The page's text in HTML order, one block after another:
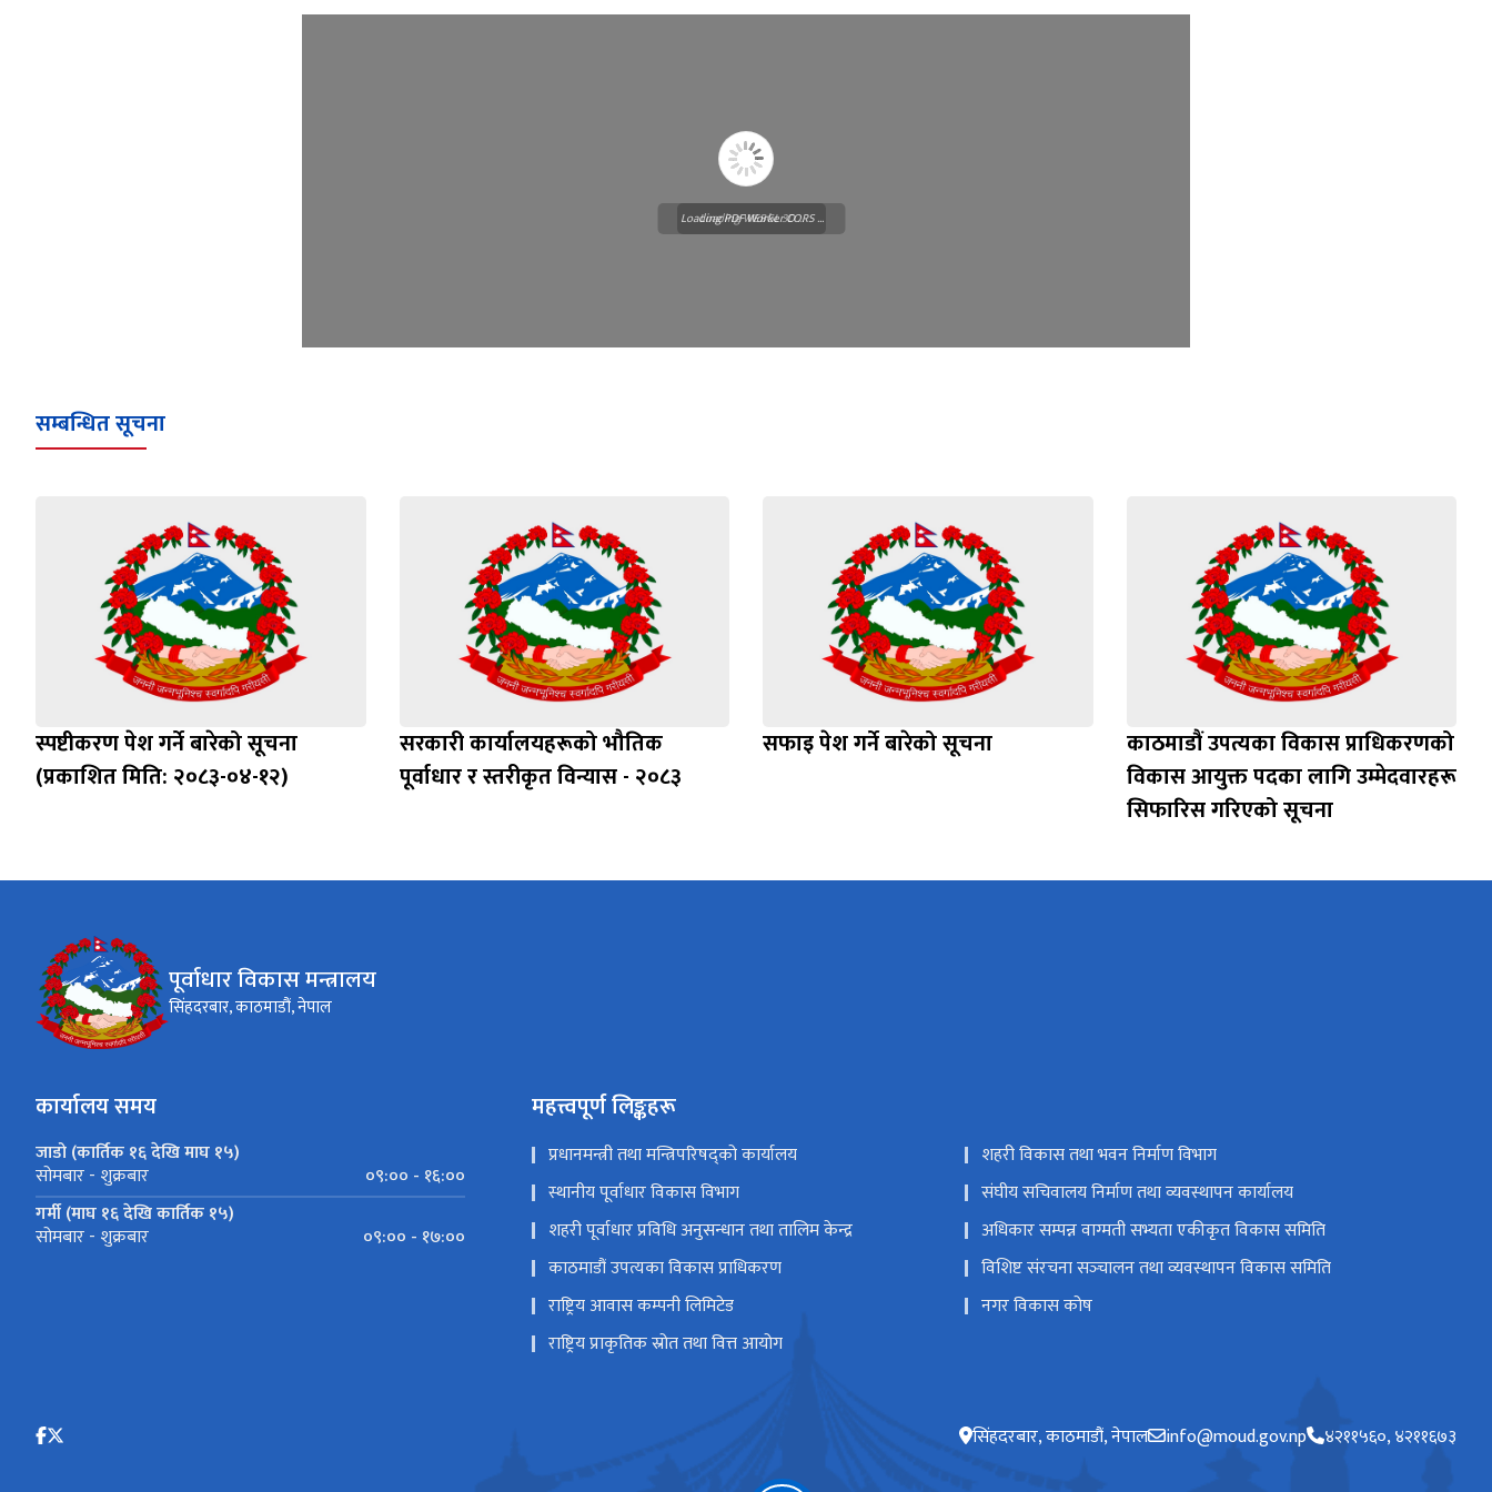
Loading WEBGL 3D ...
Loading PDF Worker CORS ...
सम्बन्धित सूचना
स्पष्टीकरण पेश गर्ने बारेको सूचना
(प्रकाशित मिति: २०८३-०४-१२)
सरकारी कार्यालयहरूको भौतिक
पूर्वाधार र स्तरीकृत विन्यास - २०८३
सफाइ पेश गर्ने बारेको सूचना
काठमाडौं उपत्यका विकास प्राधिकरणको
विकास आयुक्त पदका लागि उम्मेदवारहरू
सिफारिस गरिएको सूचना
पूर्वाधार विकास मन्त्रालय
सिंहदरबार, काठमाडौं, नेपाल
कार्यालय समय
जाडो (कार्तिक १६ देखि माघ १५)
सोमबार - शुक्रबार
०९:०० - १६:००
गर्मी (माघ १६ देखि कार्तिक १५)
सोमबार - शुक्रबार ०९:०० - १७:००
महत्त्वपूर्ण लिङ्कहरू
प्रधानमन्त्री तथा मन्त्रिपरिषद्को कार्यालय
शहरी विकास तथा भवन निर्माण विभाग
स्थानीय पूर्वाधार विकास विभाग
संघीय सचिवालय निर्माण तथा व्यवस्थापन कार्यालय
शहरी पूर्वाधार प्रविधि अनुसन्धान तथा तालिम केन्द्र
अधिकार सम्पन्न वाग्मती सभ्यता एकीकृत विकास समिति
काठमाडौं उपत्यका विकास प्राधिकरण
विशिष्ट संरचना सञ्‍चालन तथा व्यवस्थापन विकास समिति
राष्ट्रिय आवास कम्पनी लिमिटेड
नगर विकास कोष
राष्ट्रिय प्राकृतिक स्रोत तथा वित्त आयोग
सिंहदरबार, काठमाडौं, नेपाल info@moud.gov.np ४२११५६०, ४२११६७३